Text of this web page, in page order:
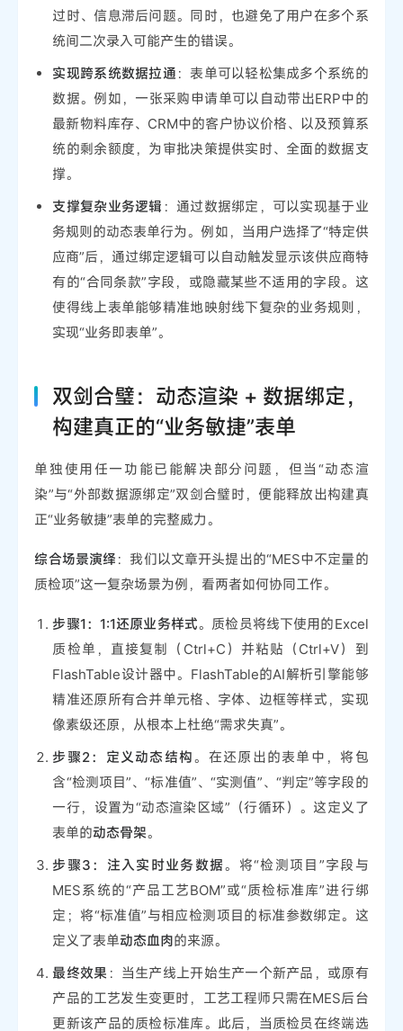
过时、信息滞后问题。同时，也避免了用户在多个系
统间二次录入可能产生的错误。
实现跨系统数据拉通 ：表单可以轻松集成多个系统的
数据。例如，一张采购申请单可以自动带出ERP中的
最新物料库存、CRM中的客户协议价格、以及预算系
统的剩余额度，为审批决策提供实时、全面的数据支
撑。
支撑复杂业务逻辑 ：通过数据绑定，可以实现基于业
务规则的动态表单行为。例如，当用户选择了“特定供
应商”后，通过绑定逻辑可以自动触发显示该供应商特
有的“合同条款”字段，或隐藏某些不适用的字段。这
使得线上表单能够精准地映射线下复杂的业务规则，
实现“业务即表单”。
双剑合璧：动态渲染 + 数据绑定，
构建真正的“业务敏捷”表单
单独使用任一功能已能解决部分问题，但当“动态渲
染”与“外部数据源绑定”双剑合璧时，便能释放出构建真
正“业务敏捷”表单的完整威力。
综合场景演绎 ：我们以文章开头提出的“MES中不定量的
质检项”这一复杂场景为例，看两者如何协同工作。
步骤1：1:1还原业务样式。质检员将线下使用的Excel
质检单，直接复制（Ctrl+C）并粘贴（Ctrl+V）到
FlashTable设计器中。FlashTable的AI解析引擎能够
精准还原所有合并单元格、字体、边框等样式，实现
像素级还原，从根本上杜绝“需求失真”。
步骤2：定义动态结构。在还原出的表单中，将包
含“检测项目”、“标准值”、“实测值”、“判定”等字段的
一行，设置为“动态渲染区域”（行循环）。这定义了
表单的动态骨架。
步骤3：注入实时业务数据。将“检测项目”字段与
MES系统的“产品工艺BOM”或“质检标准库”进行绑
定；将“标准值”与相应检测项目的标准参数绑定。这
定义了表单动态血肉的来源。
最终效果 ：当生产线上开始生产一个新产品，或原有
产品的工艺发生变更时，工艺工程师只需在MES后台
更新该产品的质检标准库。此后，当质检员在终端选